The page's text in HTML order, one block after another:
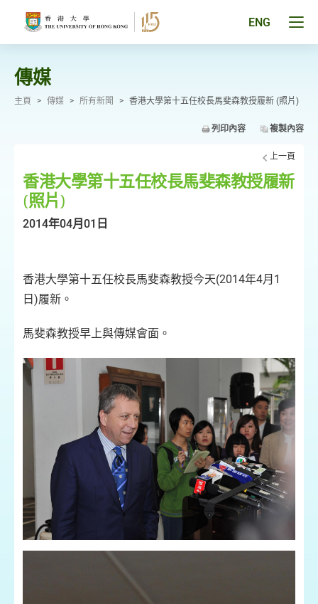
ENG
傳媒
主頁 > 傳媒 > 所有新聞 > 香港大學第十五任校長馬斐森教授履新 (照片)
列印內容 複製內容
上一頁
香港大學第十五任校長馬斐森教授履新
(照片)
2014年04月01日
香港大學第十五任校長馬斐森教授今天(2014年4月1
日)履新。
馬斐森教授早上與傳媒會面。